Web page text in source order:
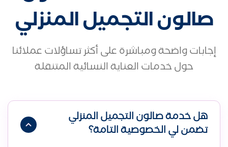
صالون التجميل المنزلي
إجابات واضحة ومباشرة على أكثر تساؤلات عملائنا
حول خدمات العناية النسائية المتنقلة
هل خدمة صالون التجميل المنزلي
تضمن لي الخصوصية التامة؟